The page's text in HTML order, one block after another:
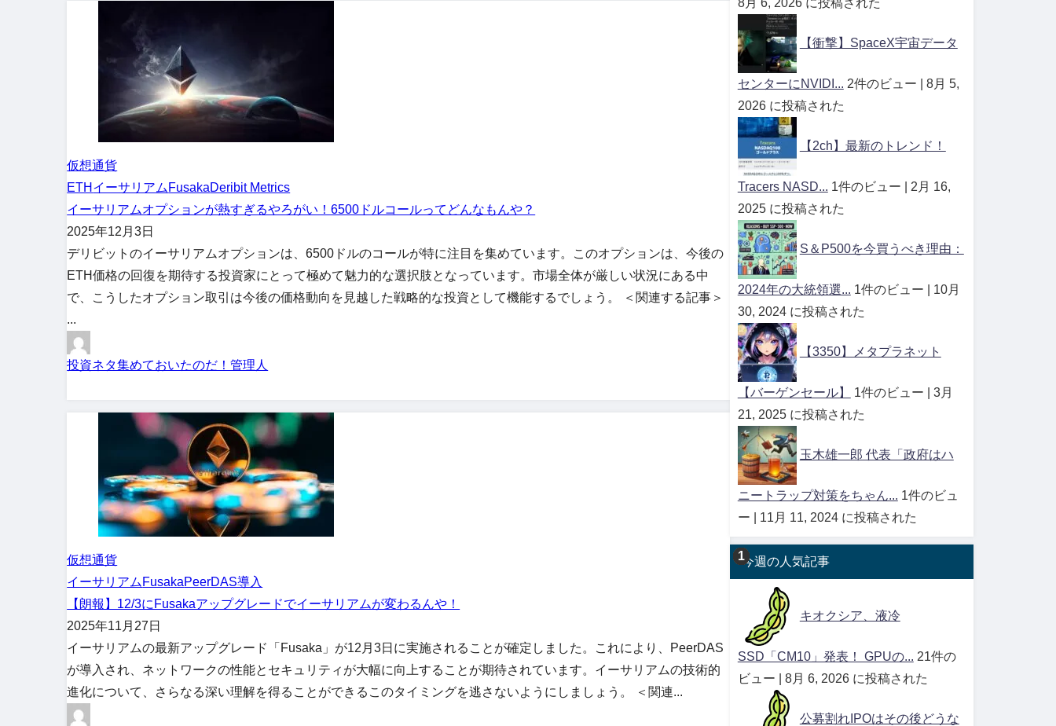
仮想通貨
ETH イーサリアム FusakaDeribit Metrics
イーサリアムオプションが熱すぎるやろがい！6500ドルコールってどんなもんや？
2025年12月3日
デリビットのイーサリアムオプションは、6500ドルのコールが特に注目を集めています。このオプションは、今後の
ETH価格の回復を期待する投資家にとって極めて魅力的な選択肢となっています。市場全体が厳しい状況にある中
で、こうしたオプション取引は今後の価格動向を見越した戦略的な投資として機能するでしょう。 ＜関連する記事＞
...
投資ネタ集めておいたのだ！管理人
仮想通貨
イーサリアム FusakaPeerDAS導入
【朗報】12/3にFusakaアップグレードでイーサリアムが変わるんや！
2025年11月27日
イーサリアムの最新アップグレード「Fusaka」が12月3日に実施されることが確定しました。これにより、PeerDAS
が導入され、ネットワークの性能とセキュリティが大幅に向上することが期待されています。イーサリアムの技術的
進化について、さらなる深い理解を得ることができるこのタイミングを逃さないようにしましょう。 ＜関連...
8月 6, 2026 に投稿された
【衝撃】SpaceX宇宙データ
センターにNVIDI... 2件のビュー
8月 5,
2026 に投稿された
【2ch】最新のトレンド！
Tracers NASD... 1件のビュー
2月 16,
2025 に投稿された
S＆P500を今買うべき理由：
2024年の大統領選... 1件のビュー
10月
30, 2024 に投稿された
【3350】メタプラネット
【バーゲンセール】 1件のビュー
3月
21, 2025 に投稿された
玉木雄一郎 代表「政府はハ
ニートラップ対策をちゃん... 1件のビュ
ー
11月 11, 2024 に投稿された
今週の人気記事
キオクシア、液冷
SSD「CM10」発表！ GPUの... 21件の
ビュー
8月 6, 2026 に投稿された
公募割れIPOはその後どうな